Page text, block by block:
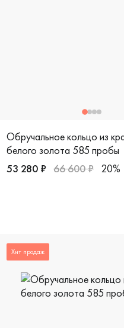
Обручальное кольцо из
белого золота 585 пробы
53 280 ₽ 66 600 ₽ 20%
Хит продаж